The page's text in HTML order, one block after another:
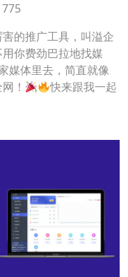
775
的推广工具，叫溢企
你费劲巴拉地找媒
媒体里去，简直就像
！
快来跟我一起